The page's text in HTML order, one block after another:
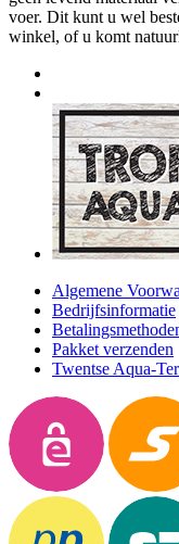
voer. Dit kunt u wel
winkel, of u komt
Algemene
Bedrijfsinformatie
Pakket verzenden
Twentse Aqua-